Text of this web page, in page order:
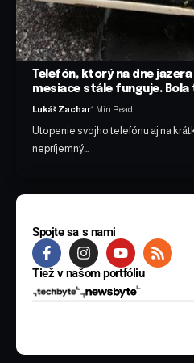
Telefón, ktorý na dne
mesiace stále funguje. Bola
Lukáš Zachar1 Min Read
Utopenie svojho telefónu aj na
nepríjemný…
Spojte sa s nami
Tiež v našom portfóliu